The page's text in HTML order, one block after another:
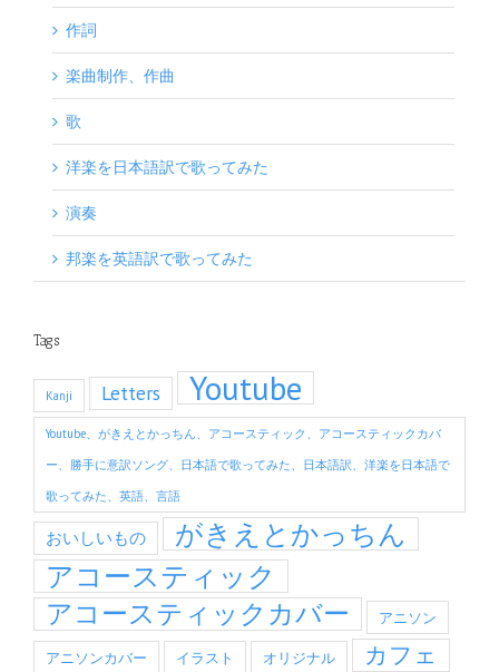
作詞
楽曲制作、作曲
歌
洋楽を日本語訳で歌ってみた
演奏
邦楽を英語訳で歌ってみた
Tags
Kanji Letters Youtube
Youtube、がきえとかっちん、アコースティック、アコースティックカバ
ー、勝手に意訳ソング、日本語で歌ってみた、日本語訳、洋楽を日本語で
歌ってみた、英語、言語
おいしいもの
がきえとかっちん
アコースティック
アコースティックカバー
アニソン
アニソンカバー
イラスト オリジナル カフェ